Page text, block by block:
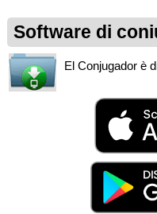
Software di
El Conjugador è